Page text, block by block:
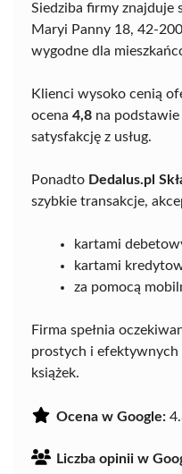
Siedziba firmy znajduje
Maryi Panny 18, 42-
wygodne dla
Klienci wysoko cenią
ocena 4,8 na podstawie
satysfakcję z usług.
Ponadto Dedalus.pl
szybkie transakcje,
kartami
kartami
za pomocą
Firma spełnia
prostych i efektywnych
książek.
Ocena w Google:
Liczba opinii w